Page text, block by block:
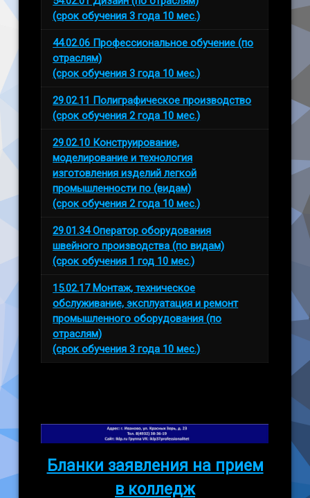
(срок обучения 3 года 10 мес.)
44.02.06 Профессиональное обучение (по
отраслям)
(срок обучения 3 года 10 мес.)
29.02.11 Полиграфическое производство
(срок обучения 2 года 10 мес.)
29.02.10 Конструирование,
моделирование и технология
изготовления изделий легкой
промышленности по (видам)
(срок обучения 2 года 10 мес.)
29.01.34 Оператор оборудования
швейного производства (по видам)
(срок обучения 1 год 10 мес.)
15.02.17 Монтаж, техническое
обслуживание, эксплуатация и ремонт
промышленного оборудования (по
отраслям)
(срок обучения 3 года 10 мес.)
Бланки заявления на прием
в колледж